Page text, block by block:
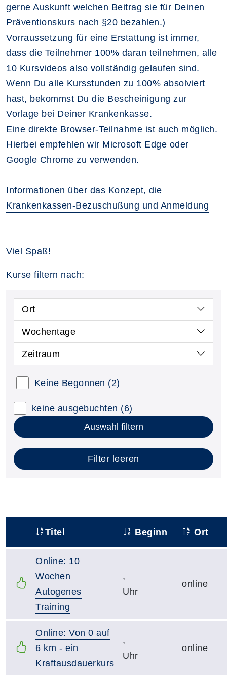
gerne Auskunft welchen Beitrag sie für Deinen
Präventionskurs nach §20 bezahlen.)
Vorraussetzung für eine Erstattung ist immer,
dass die Teilnehmer 100% daran teilnehmen, alle
10 Kursvideos also vollständig gelaufen sind.
Wenn Du alle Kursstunden zu 100% absolviert
hast, bekommst Du die Bescheinigung zur
Vorlage bei Deiner Krankenkasse.
Eine direkte Browser-Teilnahme ist auch möglich.
Hierbei empfehlen wir Microsoft Edge oder
Google Chrome zu verwenden.
Informationen über das Konzept, die
Krankenkassen-Bezuschußung und Anmeldung
Viel Spaß!
Kurse filtern nach:
Ort
Wochentage
Zeitraum
Keine Begonnen (2)
keine ausgebuchten (6)
Auswahl filtern
Filter leeren
Titel Beginn Ort
Online: 10
Wochen
Autogenes
Training
,
Uhr
online
Online: Von 0 auf
6 km - ein
Kraftausdauerkurs
,
Uhr
online